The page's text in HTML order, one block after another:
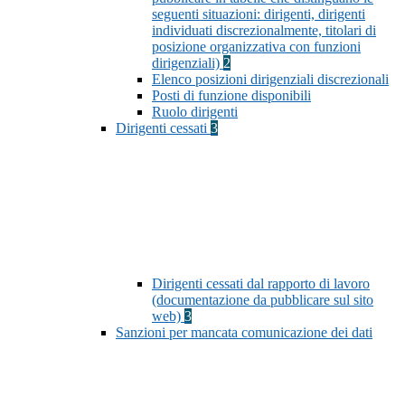
seguenti situazioni: dirigenti, dirigenti
individuati discrezionalmente, titolari di
posizione organizzativa con funzioni
dirigenziali) 2
Elenco posizioni dirigenziali discrezionali
Posti di funzione disponibili
Ruolo dirigenti
Dirigenti cessati 3
Dirigenti cessati dal rapporto di lavoro
(documentazione da pubblicare sul sito
web) 3
Sanzioni per mancata comunicazione dei dati